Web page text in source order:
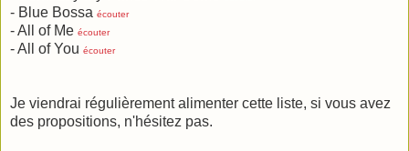
- Blue Bossa écouter
- All of Me écouter
- All of You écouter
Je viendrai régulièrement alimenter cette liste, si vous avez
des propositions, n'hésitez pas.